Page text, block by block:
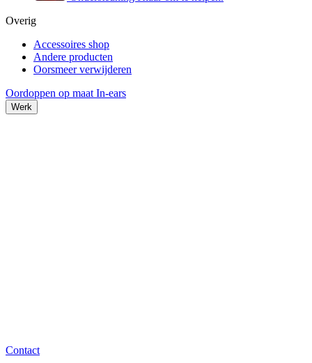
Overig
Accessoires shop
Andere producten
Oorsmeer verwijderen
Oordoppen op maat In-ears
Werk
Contact